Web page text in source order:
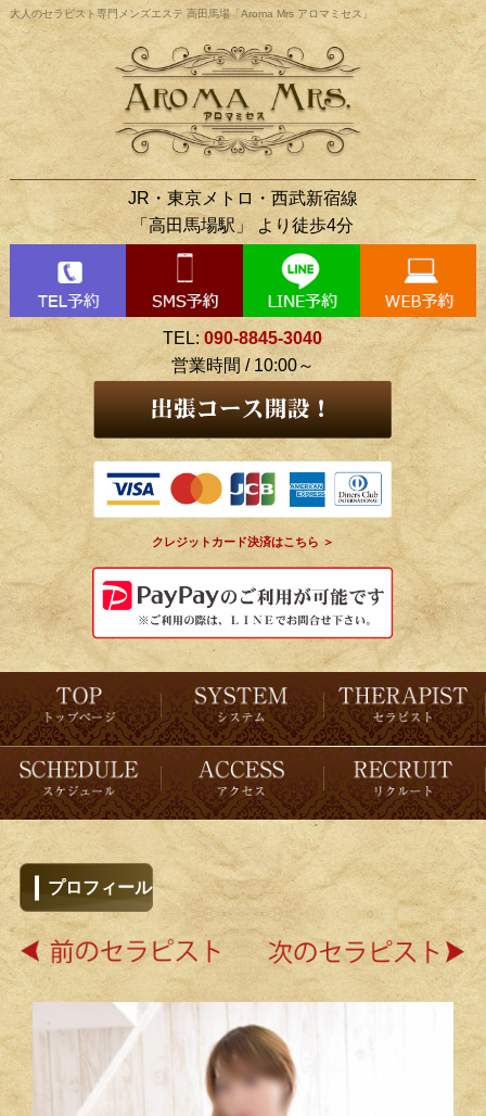
大人のセラピスト専門メンズエステ 高田馬場「Aroma Mrs アロマミセス」
JR・東京メトロ・西武新宿線
「高田馬場駅」 より徒歩4分
TEL: 090-8845-3040
営業時間 / 10:00～
クレジットカード決済はこちら ＞
プロフィール